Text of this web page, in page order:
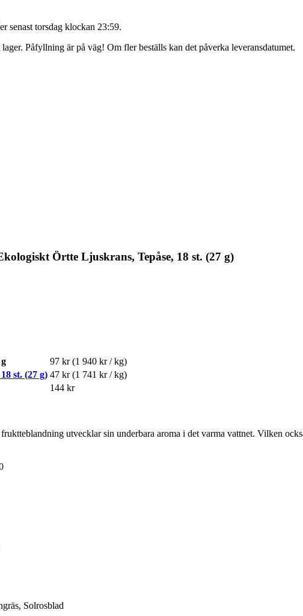
senast torsdag klockan 23:59.
Påfyllning är på väg! Om fler beställs kan det påverka leveransdatumet.
Örtte Ljuskrans, Tepåse, 18 st. (27 g)
97 kr (1 940 kr / kg)
st. (27 g) 47 kr (1 741 kr / kg)
144 kr
utvecklar sin underbara aroma i det varma vattnet. Vilken
Solrosblad